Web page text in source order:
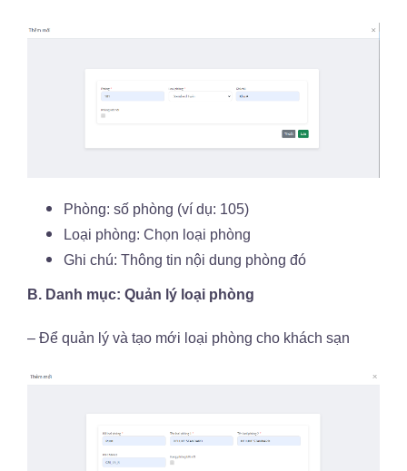
Phòng: số phòng (ví dụ: 105)
Loại phòng: Chọn loại phòng
Ghi chú: Thông tin nội dung phòng đó
B. Danh mục: Quản lý loại phòng
– Để quản lý và tạo mới loại phòng cho khách sạn